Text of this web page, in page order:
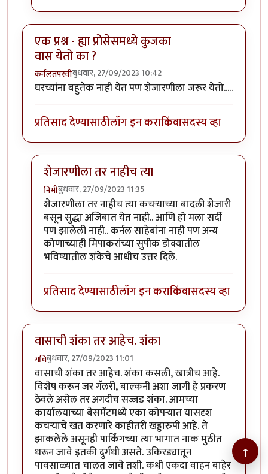
एक प्रश्न - ह्या प्रोसेसमध्ये कुजका
वास येतो का ?
कर्नलतपस्वीबुधवार, 27/09/2023 10:42
घरच्यांना बहुतेक नाही येत पण शेजारणीला जरूर येतो.....
प्रतिसाद देण्यासाठीलॉग इन कराकिंवासदस्य व्हा
शेजारणीला तर नाहीच त्या
निमीबुधवार, 27/09/2023 11:35
In reply toएक प्रश्न - ह्या प्रोसेसमध्ये कुजका वास येतो का ?
शेजारणीला तर नाहीच त्या कचऱ्याच्या बादली शेजारी
बसून सुद्धा अजिबात येत नाही.. आणि हो मला सर्दी
पण झालेली नाही.. कर्नल साहेबांना नाही पण अन्य
कोणाच्याही मिपाकरांच्या सुपीक डोक्यातील
भविष्यातील शंकेचे आधीच उत्तर दिले.
प्रतिसाद देण्यासाठीलॉग इन कराकिंवासदस्य व्हा
वासाची शंका तर आहेच. शंका
गविबुधवार, 27/09/2023 11:01
वासाची शंका तर आहेच. शंका कसली, खात्रीच आहे.
विशेष करून जर गॅलरी, बाल्कनी अशा जागी हे प्रकरण
ठेवले असेल तर अगदीच सज्जड शंका. आमच्या
कार्यालयाच्या बेसमेंटमध्ये एका कोपऱ्यात यासदृश
कचऱ्याचे खत करणारे काहीतरी खड्डारुपी आहे. ते
झाकलेले असूनही पार्किंगच्या त्या भागात नाक मुठीत
धरून जावे इतकी दुर्गंधी असते. उकिरड्यातून
पावसाळ्यात चालत जावे तशी. कधी एकदा वाहन बाहेर
↑